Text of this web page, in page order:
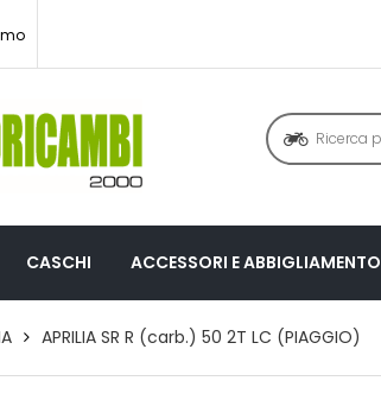
CASCHI ACCESSORI E ABBIGLIAMENTO
APRILIA SR R (carb.) 50 2T LC (PIAGGIO)